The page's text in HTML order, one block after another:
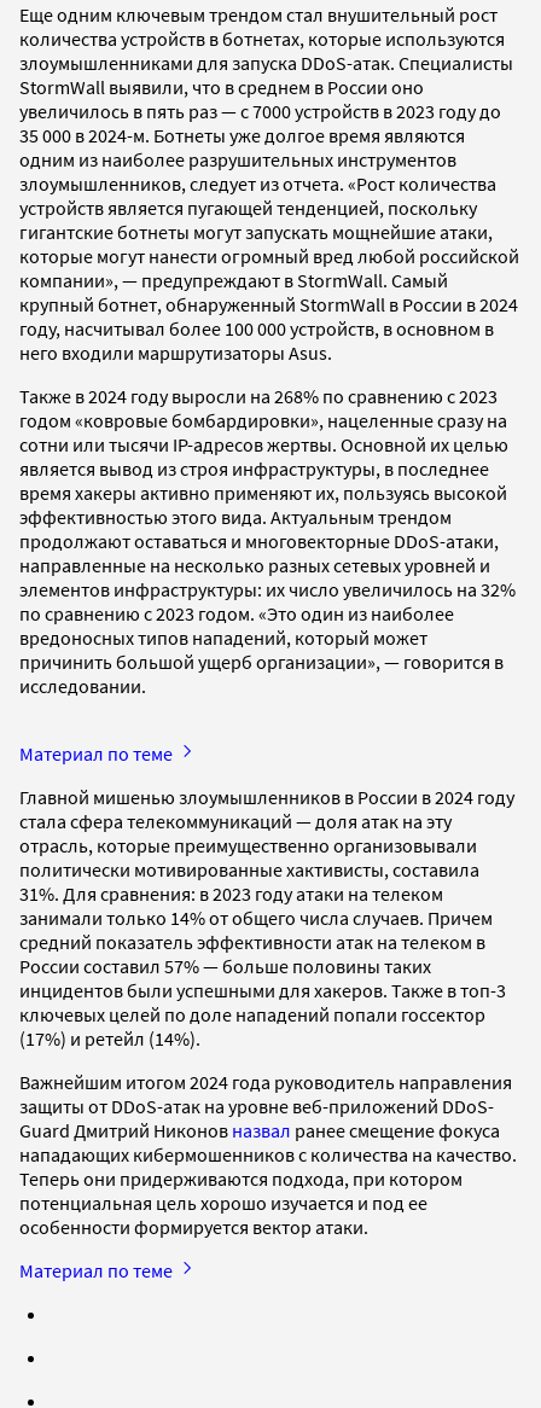
Еще одним ключевым трендом стал внушительный рост
количества устройств в ботнетах, которые используются
злоумышленниками для запуска DDoS-атак. Специалисты
StormWall выявили, что в среднем в России оно
увеличилось в пять раз — с 7000 устройств в 2023 году до
35 000 в 2024-м. Ботнеты уже долгое время являются
одним из наиболее разрушительных инструментов
злоумышленников, следует из отчета. «Рост количества
устройств является пугающей тенденцией, поскольку
гигантские ботнеты могут запускать мощнейшие атаки,
которые могут нанести огромный вред любой российской
компании», — предупреждают в StormWall. Самый
крупный ботнет, обнаруженный StormWall в России в 2024
году, насчитывал более 100 000 устройств, в основном в
него входили маршрутизаторы Asus.
Также в 2024 году выросли на 268% по сравнению с 2023
годом «ковровые бомбардировки», нацеленные сразу на
сотни или тысячи IP-адресов жертвы. Основной их целью
является вывод из строя инфраструктуры, в последнее
время хакеры активно применяют их, пользуясь высокой
эффективностью этого вида. Актуальным трендом
продолжают оставаться и многовекторные DDoS-атаки,
направленные на несколько разных сетевых уровней и
элементов инфраструктуры: их число увеличилось на 32%
по сравнению с 2023 годом. «Это один из наиболее
вредоносных типов нападений, который может
причинить большой ущерб организации», — говорится в
исследовании.
Материал по теме
Главной мишенью злоумышленников в России в 2024 году
стала сфера телекоммуникаций — доля атак на эту
отрасль, которые преимущественно организовывали
политически мотивированные хактивисты, составила
31%. Для сравнения: в 2023 году атаки на телеком
занимали только 14% от общего числа случаев. Причем
средний показатель эффективности атак на телеком в
России составил 57% — больше половины таких
инцидентов были успешными для хакеров. Также в топ-3
ключевых целей по доле нападений попали госсектор
(17%) и ретейл (14%).
Важнейшим итогом 2024 года руководитель направления
защиты от DDoS-атак на уровне веб-приложений DDoS-
Guard Дмитрий Никонов назвал ранее смещение фокуса
нападающих кибермошенников с количества на качество.
Теперь они придерживаются подхода, при котором
потенциальная цель хорошо изучается и под ее
особенности формируется вектор атаки.
Материал по теме